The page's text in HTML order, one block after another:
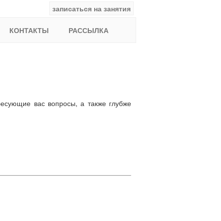
записаться на занятия
КОНТАКТЫ РАССЫЛКА
вас вопросы, а также глубже